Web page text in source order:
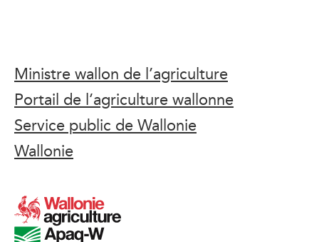
Ministre wallon de l’agriculture
Portail de l’agriculture wallonne
Service public de Wallonie
Wallonie